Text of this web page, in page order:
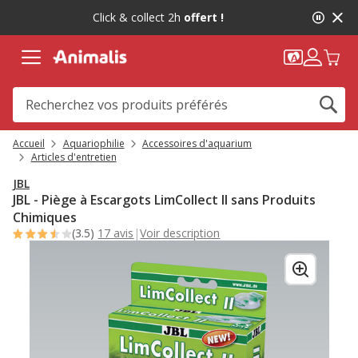
message,
Click & collect 2h offert !
Accueil Aquariophilie
Accessoires d'aquarium
Articles d'entretien
JBL
JBL - Piège à Escargots LimCollect II sans Produits
Chimiques
(3.5) 17 avis |Voir description